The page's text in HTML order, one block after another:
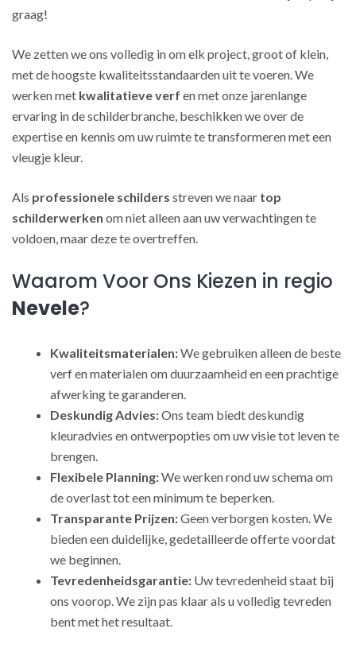
graag!
We zetten we ons volledig in om elk project, groot of klein,
met de hoogste kwaliteitsstandaarden uit te voeren. We
werken met kwalitatieve verf en met onze jarenlange
ervaring in de schilderbranche, beschikken we over de
expertise en kennis om uw ruimte te transformeren met een
vleugje kleur.
Als professionele schilders streven we naar top
schilderwerken om niet alleen aan uw verwachtingen te
voldoen, maar deze te overtreffen.
Waarom Voor Ons Kiezen in regio
Nevele?
Kwaliteitsmaterialen:We gebruiken alleen de beste
verf en materialen om duurzaamheid en een prachtige
afwerking te garanderen.
Deskundig Advies:Ons team biedt deskundig
kleuradvies en ontwerpopties om uw visie tot leven te
brengen.
Flexibele Planning:We werken rond uw schema om
de overlast tot een minimum te beperken.
Transparante Prijzen:Geen verborgen kosten. We
bieden een duidelijke, gedetailleerde offerte voordat
we beginnen.
Tevredenheidsgarantie: Uw tevredenheid staat bij
ons voorop. We zijn pas klaar als u volledig tevreden
bent met het resultaat.